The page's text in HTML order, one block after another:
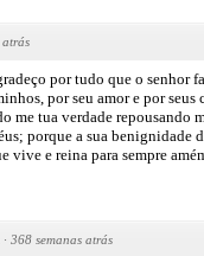
atrás
por tudo que o senhor
por seu amor e por
me tua verdade repousando
porque a sua benignidade
vive e reina para sempre
· 368 semanas atrás